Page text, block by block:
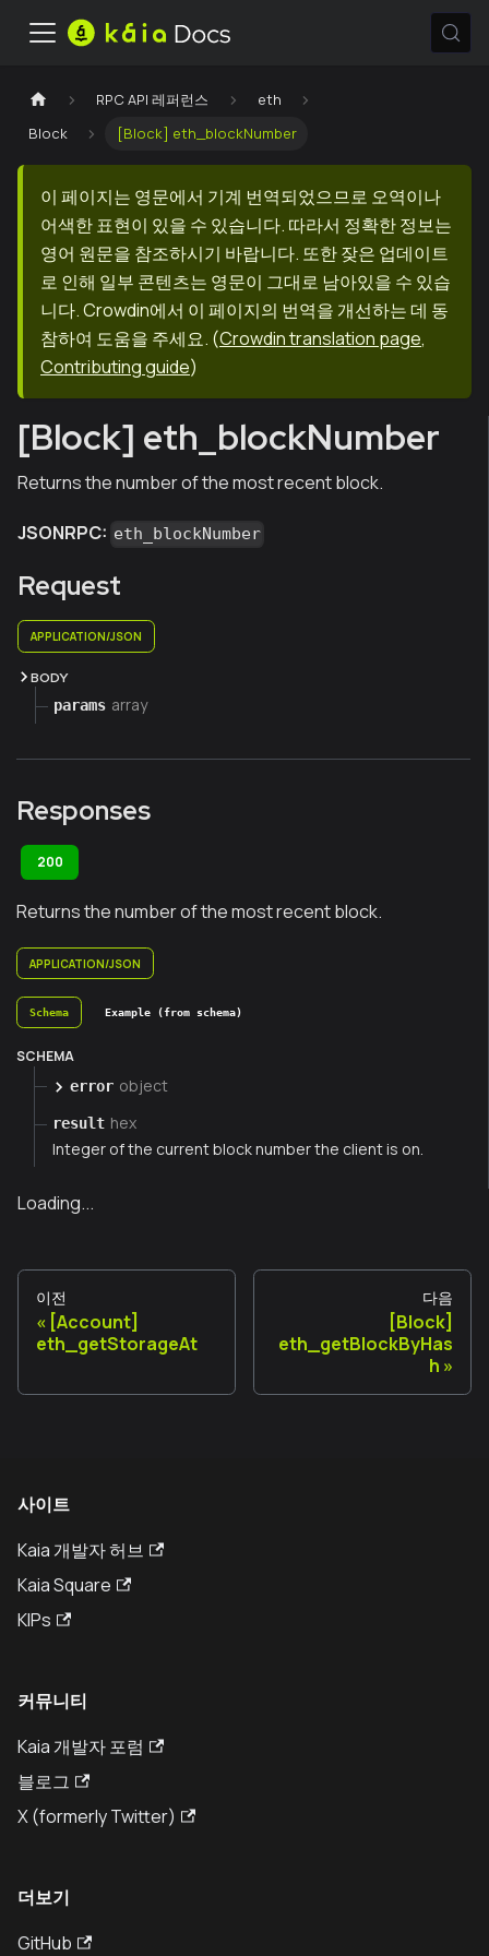
RPC API 레퍼런스
eth
Block
[Block] eth_blockNumber
이 페이지는 영문에서 기계 번역되었으므로 오역이나
어색한 표현이 있을 수 있습니다. 따라서 정확한 정보는
영어 원문을 참조하시기 바랍니다. 또한 잦은 업데이트
로 인해 일부 콘텐츠는 영문이 그대로 남아있을 수 있습
니다. Crowdin에서 이 페이지의 번역을 개선하는 데 동
참하여 도움을 주세요. (Crowdin translation page,
Contributing guide)
[Block] eth_blockNumber
Returns the number of the most recent block.
JSONRPC: eth_blockNumber
Request
APPLICATION/JSON
BODY
params array
Responses
200
Returns the number of the most recent block.
APPLICATION/JSON
Schema Example (from schema)
SCHEMA
error object
result hex
Integer of the current block number the client is on.
Loading...
이전
[Account]
eth_getStorageAt
다음
[Block]
eth_getBlockByHas
h
사이트
Kaia 개발자 허브
Kaia Square
KIPs
커뮤니티
Kaia 개발자 포럼
블로그
X (formerly Twitter)
더보기
GitHub